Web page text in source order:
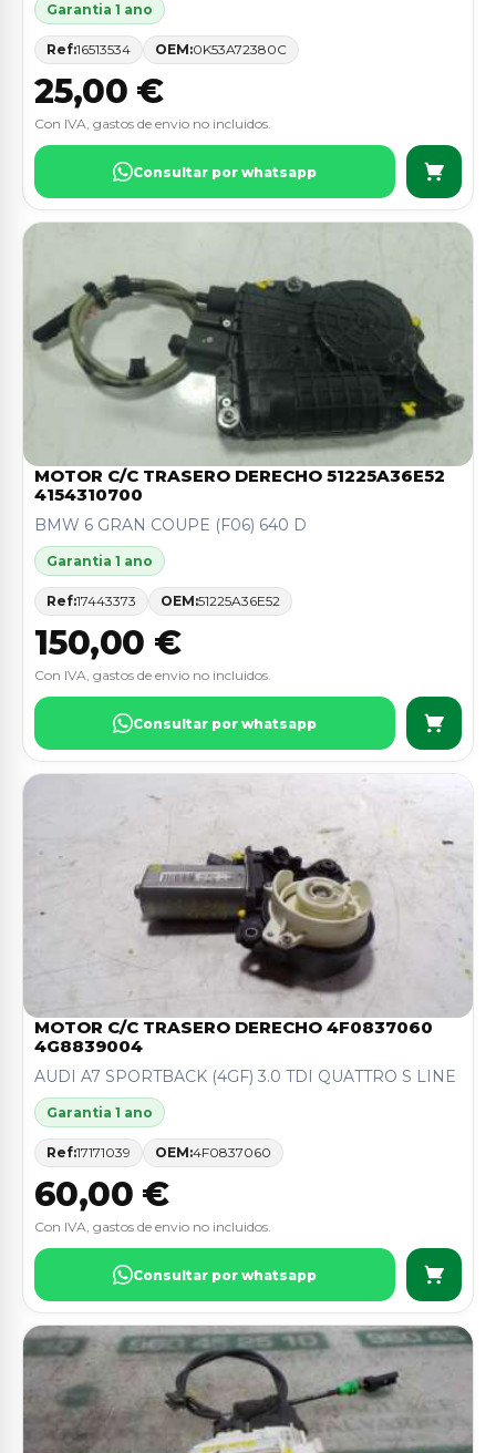
Garantia 1 ano
Ref:16513534 OEM:0K53A72380C
25,00 €
Con IVA, gastos de envio no incluidos.
Consultar por whatsapp
MOTOR C/C TRASERO DERECHO 51225A36E52
4154310700
BMW 6 GRAN COUPE (F06) 640 D
Garantia 1 ano
Ref:17443373 OEM:51225A36E52
150,00 €
Con IVA, gastos de envio no incluidos.
Consultar por whatsapp
MOTOR C/C TRASERO DERECHO 4F0837060
4G8839004
AUDI A7 SPORTBACK (4GF) 3.0 TDI QUATTRO S LINE
Garantia 1 ano
Ref:17171039 OEM:4F0837060
60,00 €
Con IVA, gastos de envio no incluidos.
Consultar por whatsapp